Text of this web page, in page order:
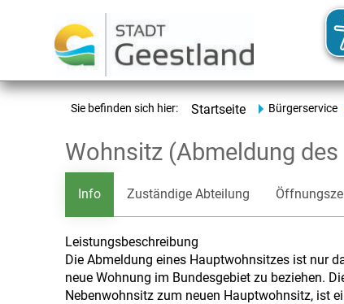
Sie befinden sich hier: Startseite Bürgerservice
Wohnsitz (Abmeldung
Info Zuständige Abteilung
Leistungsbeschreibung
Die Abmeldung eines Hauptwohnsitzes ist nur
neue Wohnung im Bundesgebiet zu beziehen.
Nebenwohnsitz zum neuen Hauptwohnsitz, ist